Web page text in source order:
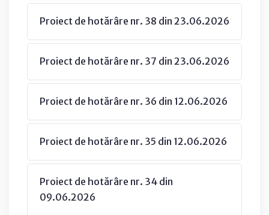
Proiect de hotărâre nr. 38 din 23.06.2026
Proiect de hotărâre nr. 37 din 23.06.2026
Proiect de hotărâre nr. 36 din 12.06.2026
Proiect de hotărâre nr. 35 din 12.06.2026
Proiect de hotărâre nr. 34 din
09.06.2026